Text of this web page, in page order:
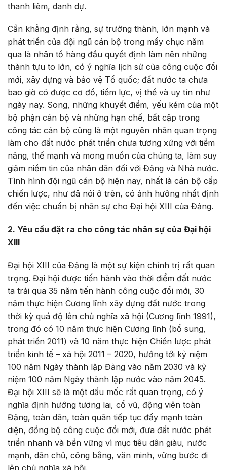
thanh liêm, danh dự.
Cần khẳng định rằng, sự trưởng thành, lớn mạnh và
phát triển của đội ngũ cán bộ trong mấy chục năm
qua là nhân tố hàng đầu quyết định làm nên những
thành tựu to lớn, có ý nghĩa lịch sử của công cuộc đổi
mới, xây dựng và bảo vệ Tổ quốc; đất nước ta chưa
bao giờ có được cơ đồ, tiềm lực, vị thế và uy tín như
ngày nay. Song, những khuyết điểm, yếu kém của một
bộ phận cán bộ và những hạn chế, bất cập trong
công tác cán bộ cũng là một nguyên nhân quan trọng
làm cho đất nước phát triển chưa tương xứng với tiềm
năng, thế mạnh và mong muốn của chúng ta, làm suy
giảm niềm tin của nhân dân đối với Đảng và Nhà nước.
Tình hình đội ngũ cán bộ hiện nay, nhất là cán bộ cấp
chiến lược, như đã nói ở trên, có ảnh hưởng nhất định
đến việc chuẩn bị nhân sự cho Đại hội XIII của Đảng.
2. Yêu cầu đặt ra cho công tác nhân sự của Đại hội
XIII
Đại hội XIII của Đảng là một sự kiện chính trị rất quan
trọng. Đại hội được tiến hành vào thời điểm đất nước
ta trải qua 35 năm tiến hành công cuộc đổi mới, 30
năm thực hiện Cương lĩnh xây dựng đất nước trong
thời kỳ quá độ lên chủ nghĩa xã hội (Cương lĩnh 1991),
trong đó có 10 năm thực hiện Cương lĩnh (bổ sung,
phát triển 2011) và 10 năm thực hiện Chiến lược phát
triển kinh tế – xã hội 2011 – 2020, hướng tới kỷ niệm
100 năm Ngày thành lập Đảng vào năm 2030 và kỷ
niệm 100 năm Ngày thành lập nước vào năm 2045.
Đại hội XIII sẽ là một dấu mốc rất quan trọng, có ý
nghĩa định hướng tương lai, cổ vũ, động viên toàn
Đảng, toàn dân, toàn quân tiếp tục đẩy mạnh toàn
diện, đồng bộ công cuộc đổi mới, đưa đất nước phát
triển nhanh và bền vững vì mục tiêu dân giàu, nước
mạnh, dân chủ, công bằng, văn minh, vững bước đi
lên chủ nghĩa xã hội.